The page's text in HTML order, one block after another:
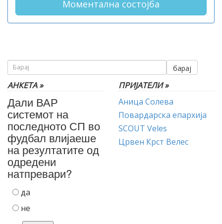
Моментална состојба
барај
АНКЕТА »
Дали ВАР
системот на
последното СП во
фудбал влијаеше
на резултатите од
одредени
натпревари?
да
не
ПРИЈАТЕЛИ »
Аница Солева
Повардарска епархија
SCOUT Veles
Црвен Крст Велес